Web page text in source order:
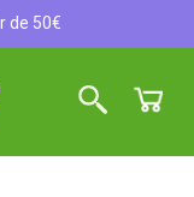
de 50€